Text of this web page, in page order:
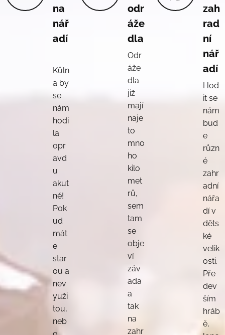
na
nář
adí
Kůln
a by
se
nám
hodi
la
opr
avd
u
akut
ně!
Pok
ud
mát
e
star
ou a
nev
yuži
tou,
neb
odr
áže
dla
Odr
áže
dla
již
mají
naje
to
mno
ho
kilo
met
rů,
sem
tam
se
obje
ví
záv
ada
a
tak
na
zahr
zah
rad
ní
nář
adí
Hod
it se
nám
bud
e
různ
é
zahr
adní
nářa
dí v
děts
ké
velik
osti.
Pře
dev
ším
hráb
ě,